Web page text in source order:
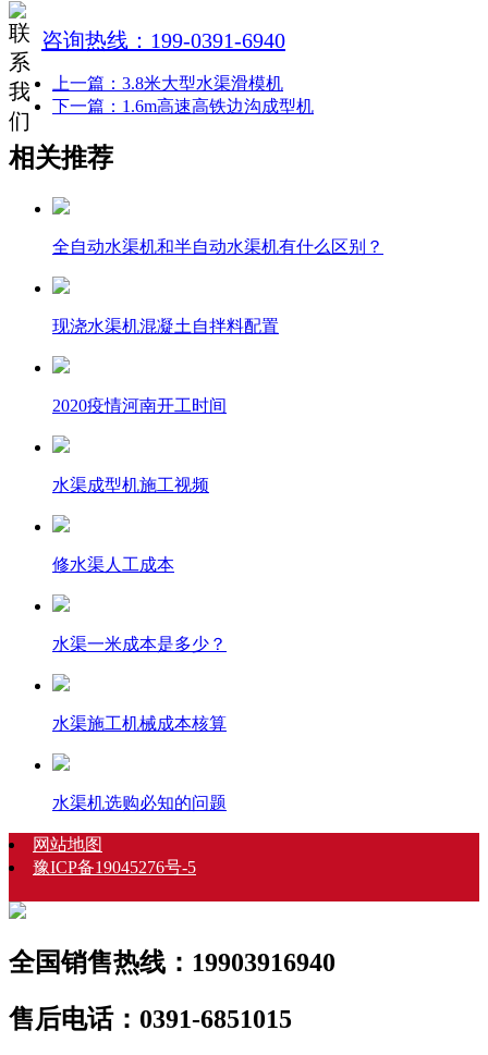
咨询热线：199-0391-6940
上一篇：3.8米大型水渠滑模机
下一篇：1.6m高速高铁边沟成型机
相关推荐
全自动水渠机和半自动水渠机有什么区别？
现浇水渠机混凝土自拌料配置
2020疫情河南开工时间
水渠成型机施工视频
修水渠人工成本
水渠一米成本是多少？
水渠施工机械成本核算
水渠机选购必知的问题
网站地图
豫ICP备19045276号-5
全国销售热线：19903916940
售后电话：0391-6851015